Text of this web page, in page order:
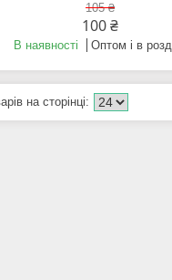
105 ₴
100 ₴
В наявності Оптом і в